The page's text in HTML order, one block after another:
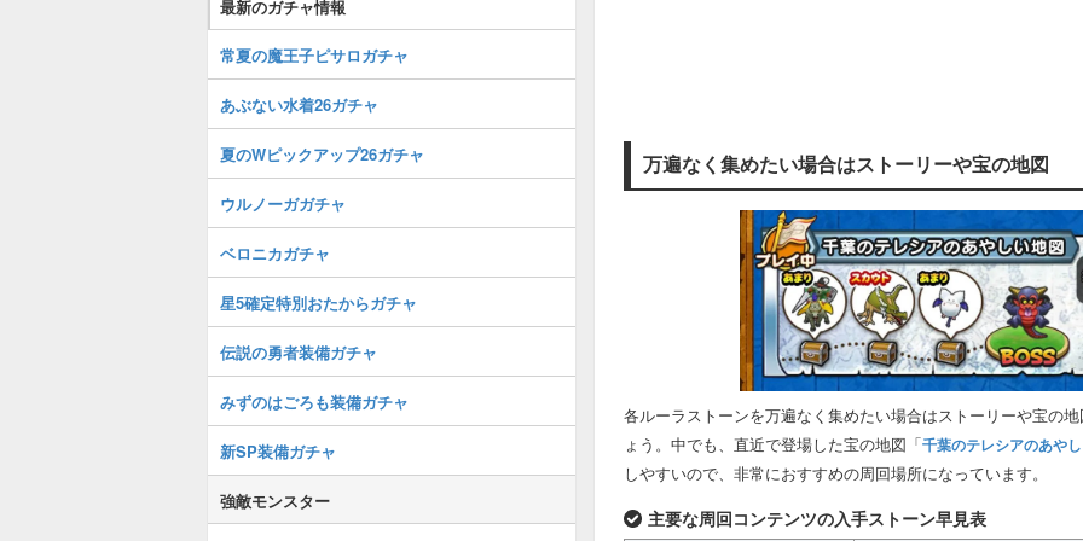
万遍なく集めたい場合はストーリーや宝の地図
各ルーラストーンを万遍なく集めたい場合はストーリーや宝の
ょう。中でも、直近で登場した宝の地図「千葉のテレシアのあや
しやすいので、非常におすすめの周回場所になっています。
主要な周回コンテンツの入手ストーン早見表
最新のガチャ情報
常夏の魔王子ピサロガチャ
あぶない水着26ガチャ
夏のWピックアップ26ガチャ
ウルノーガガチャ
ベロニカガチャ
星5確定特別おたからガチャ
伝説の勇者装備ガチャ
みずのはごろも装備ガチャ
新SP装備ガチャ
強敵モンスター